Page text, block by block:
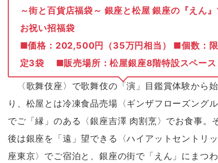
～街と百貨店福袋～ 銀座と松屋 銀座の『えん
お祝い招福袋
■価格：202,500円（35万円相当） ■個数：限
定3袋 ■販売場所：松屋銀座8階特設スペー
〈歌舞伎座〉で歌舞伎の「演」目鑑賞体験から
り、松屋とは冷凍食品売場〈ギンザフローズング
でご「縁」のある〈銀座吉澤 肉割烹〉でお食事。
後は銀座を「遠」望できる〈ハイアットセントリ
座東京〉でご宿泊と、銀座の街で「えん」にまつ